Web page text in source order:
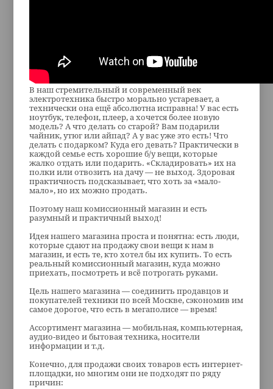
В наш стремительный и современный век
электротехника быстро морально устаревает, а
технически она ещё абсолютна исправна! У вас есть
ноутбук, телефон, плеер, а хочется более новую
модель? А что делать со старой? Вам подарили
чайник, утюг или айпад? А у вас уже это есть! Что
делать с подарком? Куда его девать? Практически в
каждой семье есть хорошие б/у вещи, которые
жалко отдать или подарить. «Складировать» их на
полки или отвозить на дачу — не выход. Здоровая
практичность подсказывает, что хоть за «мало-
мало», но их можно продать.
Поэтому наш комиссионный магазин и есть
разумный и практичный выход!
Идея нашего магазина проста и понятна: есть люди,
которые сдают на продажу свои вещи к нам в
магазин, и есть те, кто хотел бы их купить. То есть
реальный комиссионный магазин, куда можно
приехать, посмотреть и всё потрогать руками.
Цель нашего магазина — соединить продавцов и
покупателей техники по всей Москве, сэкономив им
самое дорогое, что есть в мегаполисе — время!
Ассортимент магазина — мобильная, компьютерная,
аудио-видео и бытовая техника, носители
информации и т.д.
Конечно, для продажи своих товаров есть интернет-
площадки, но многим они не подходят по ряду
причин: